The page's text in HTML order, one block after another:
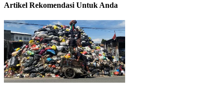
Artikel Rekomendasi Untuk Anda